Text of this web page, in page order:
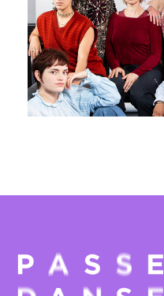
10 - 11 juin 2026